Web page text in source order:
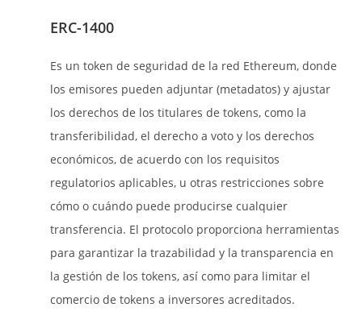
ERC-1400
Es un token de seguridad de la red Ethereum, donde
los emisores pueden adjuntar (metadatos) y ajustar
los derechos de los titulares de tokens, como la
transferibilidad, el derecho a voto y los derechos
económicos, de acuerdo con los requisitos
regulatorios aplicables, u otras restricciones sobre
cómo o cuándo puede producirse cualquier
transferencia. El protocolo proporciona herramientas
para garantizar la trazabilidad y la transparencia en
la gestión de los tokens, así como para limitar el
comercio de tokens a inversores acreditados.